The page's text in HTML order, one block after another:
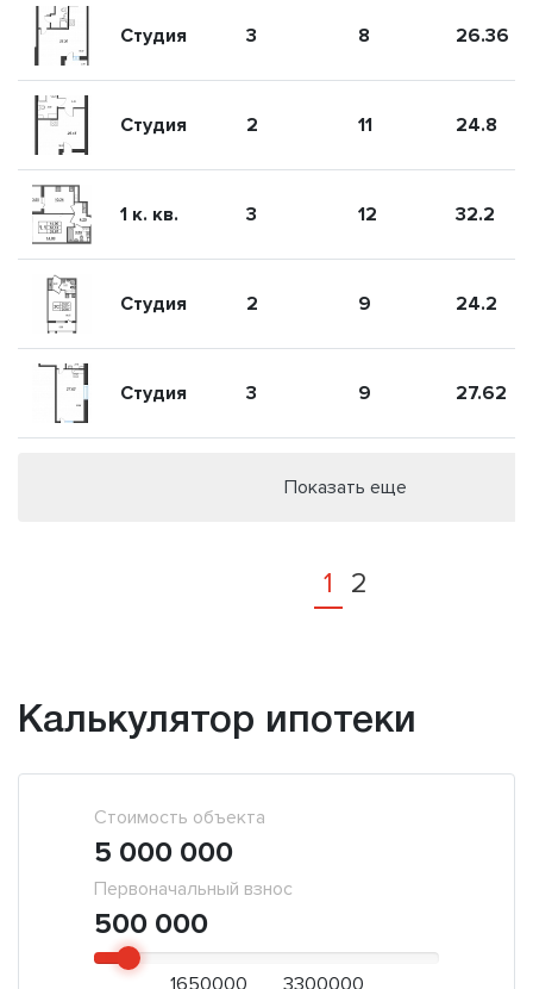
Студия 3 8 26.36
Студия 2 11 24.8
1 к. кв. 3 12 32.2
Студия 2 9 24.2
Студия 3 9 27.62
Показать еще
1 2
Калькулятор ипотеки
Первоначальный взнос
500 000
Стоимость объекта
5 000 000